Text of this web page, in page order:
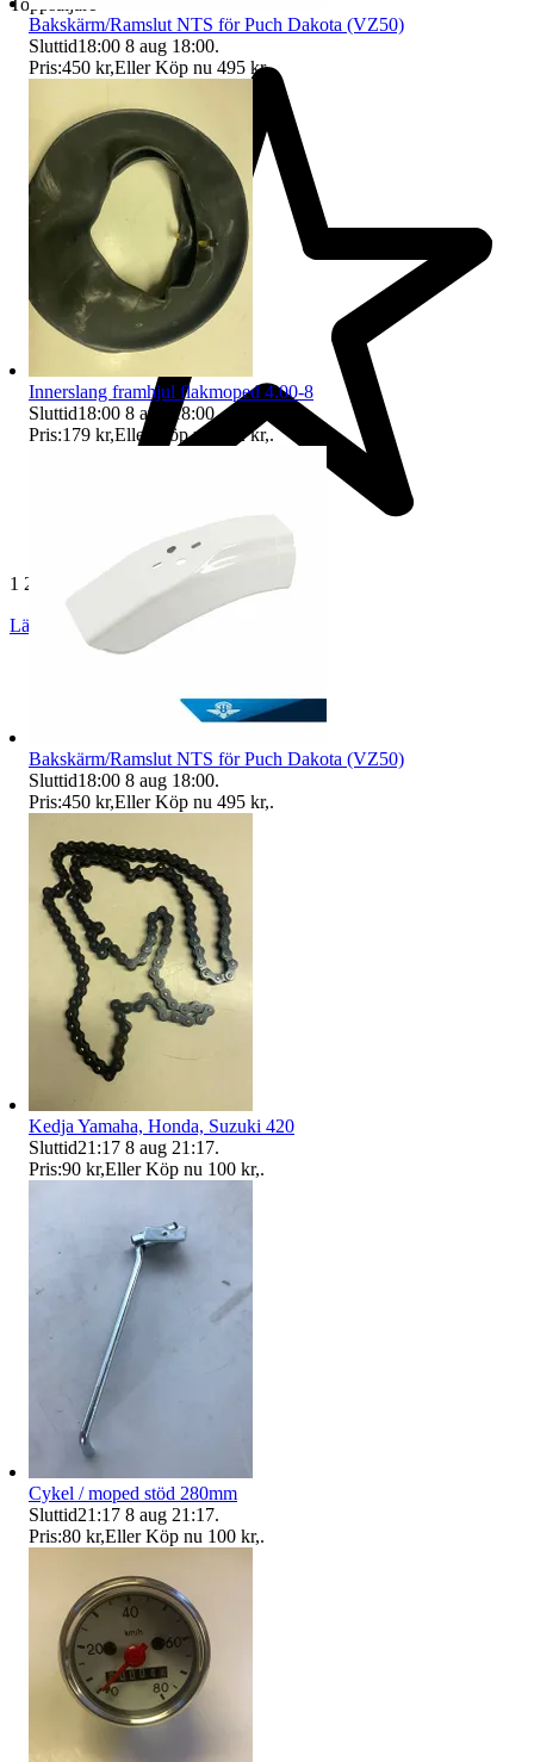
1 218 omdömen
Läs omdömen
Bakskärm/Ramslut NTS för Puch Dakota (VZ50)
Sluttid18:00 8 aug 18:00.
Pris:450 kr,Eller Köp nu 495 kr,.
Innerslang framhjul flakmoped 4.00-8
Sluttid18:00 8 aug 18:00.
Pris:179 kr,Eller Köp nu 202 kr,.
Bakskärm/Ramslut NTS för Puch Dakota (VZ50)
Sluttid18:00 8 aug 18:00.
Pris:450 kr,Eller Köp nu 495 kr,.
Kedja Yamaha, Honda, Suzuki 420
Sluttid21:17 8 aug 21:17.
Pris:90 kr,Eller Köp nu 100 kr,.
Cykel / moped stöd 280mm
Sluttid21:17 8 aug 21:17.
Pris:80 kr,Eller Köp nu 100 kr,.